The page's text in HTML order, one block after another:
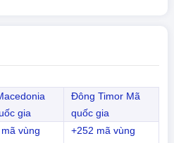
gia
Đông Timor Mã
quốc gia
vùng
+252 mã vùng